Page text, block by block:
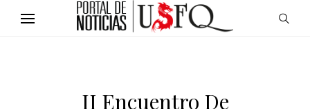
II Encuentro De